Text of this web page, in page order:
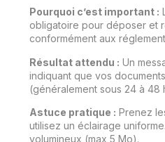
Pourquoi c’est important :
obligatoire pour déposer et
conformément aux
Résultat attendu : Un
indiquant que vos
(généralement sous 24 à 48
Astuce pratique : Prenez
utilisez un éclairage
volumineux (max 5 Mo).